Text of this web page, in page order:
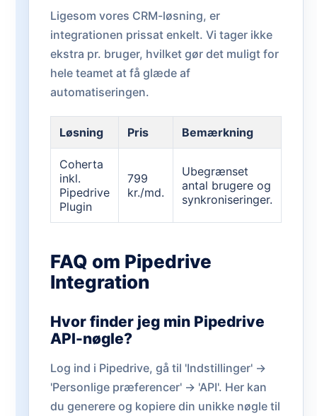
Ligesom vores CRM-løsning, er
integrationen prissat enkelt. Vi tager ikke
ekstra pr. bruger, hvilket gør det muligt for
hele teamet at få glæde af
automatiseringen.
Løsning Pris Bemærkning
Coherta
inkl.
Pipedrive
Plugin
799
kr./md.
Ubegrænset
antal brugere og
synkroniseringer.
FAQ om Pipedrive
Integration
Hvor finder jeg min Pipedrive
API-nøgle?
Log ind i Pipedrive, gå til 'Indstillinger' ->
'Personlige præferencer' -> 'API'. Her kan
du generere og kopiere din unikke nøgle til